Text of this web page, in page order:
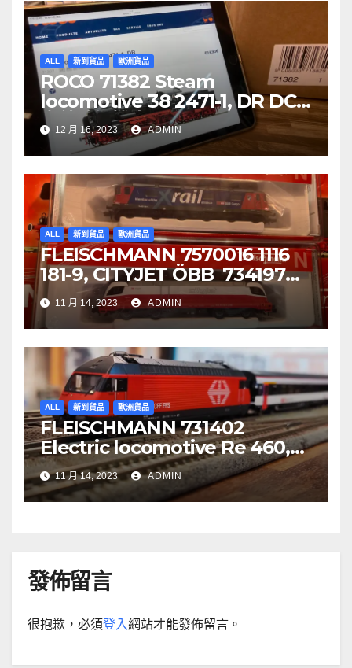
ALL 新到貨品 歐洲貨品
ROCO 71382 Steam
locomotive 38 2471-1, DR DCC
音效噴煙機車
12 月 16, 2023 ADMIN
ALL 新到貨品 歐洲貨品
FLEISCHMANN 7570016 1116
181-9, CITYJET ÖBB 734197
Re 620 088-5, SBB Cargo
11 月 14, 2023 ADMIN
ALL 新到貨品 歐洲貨品
FLEISCHMANN 731402
Electric locomotive Re 460,
SBB
11 月 14, 2023 ADMIN
發佈留言
很抱歉，必須登入網站才能發佈留言。